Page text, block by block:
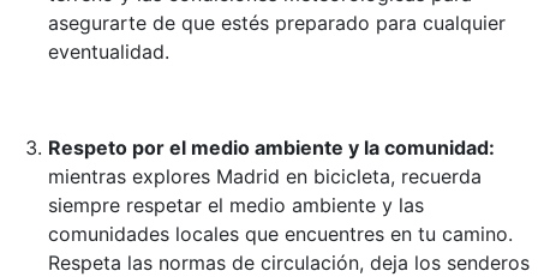
asegurarte de que estés preparado para cualquier
eventualidad.
Respeto por el medio ambiente y la comunidad:
mientras explores Madrid en bicicleta, recuerda
siempre respetar el medio ambiente y las
comunidades locales que encuentres en tu camino.
Respeta las normas de circulación, deja los senderos